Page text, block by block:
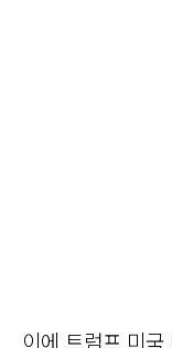
이에 트럼프 미